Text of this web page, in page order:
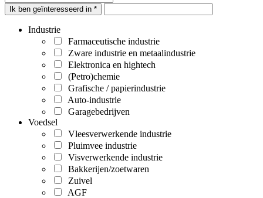
Ik ben geïnteresseerd in *
Industrie
Farmaceutische industrie
Zware industrie en metaalindustrie
Elektronica en hightech
(Petro)chemie
Grafische / papierindustrie
Auto-industrie
Garagebedrijven
Voedsel
Vleesverwerkende industrie
Pluimvee industrie
Visverwerkende industrie
Bakkerijen/zoetwaren
Zuivel
AGF